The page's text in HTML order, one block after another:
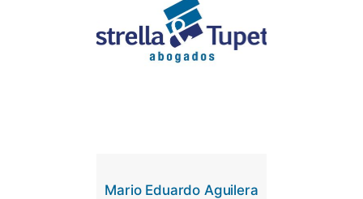
Mario Eduardo Aguilera